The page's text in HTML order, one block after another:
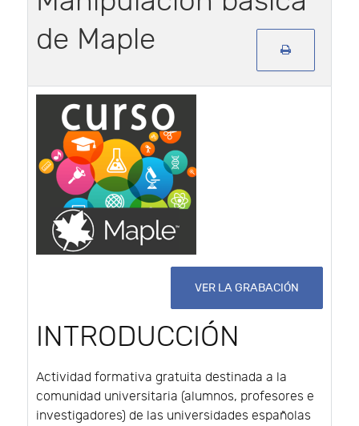
de Maple
VER LA GRABACIÓN
INTRODUCCIÓN
Actividad formativa gratuita destinada a la
comunidad universitaria (alumnos, profesores e
investigadores) de las universidades españolas